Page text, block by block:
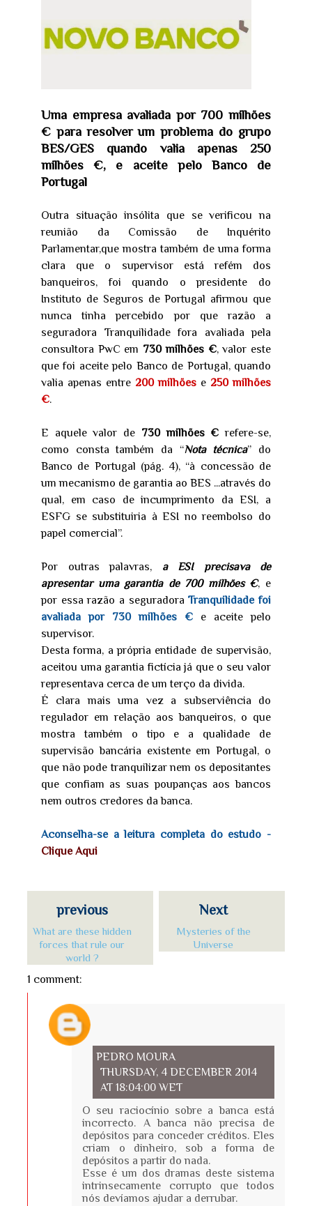
Uma empresa avaliada por 700 milhões
€ para resolver um problema do grupo
BES/GES quando valia apenas 250
milhões €, e aceite pelo Banco de
Portugal
Outra situação insólita que se verificou na
reunião da Comissão de Inquérito
Parlamentar,que mostra também de uma forma
clara que o supervisor está refém dos
banqueiros, foi quando o presidente do
Instituto de Seguros de Portugal afirmou que
nunca tinha percebido por que razão a
seguradora Tranquilidade fora avaliada pela
consultora PwC em 730 milhões €, valor este
que foi aceite pelo Banco de Portugal, quando
valia apenas entre 200 milhões e 250 milhões
€.
E aquele valor de 730 milhões € refere-se,
como consta também da “Nota técnica” do
Banco de Portugal (pág. 4), “à concessão de
um mecanismo de garantia ao BES ...através do
qual, em caso de incumprimento da ESI, a
ESFG se substituiria à ESI no reembolso do
papel comercial”.
Por outras palavras, a ESI precisava de
apresentar uma garantia de 700 milhões €, e
por essa razão a seguradoraTranquilidade foi
avaliada por 730 milhões € e aceite pelo
supervisor.
Desta forma, a própria entidade de supervisão,
aceitou uma garantia fictícia já que o seu valor
representava cerca de um terço da divida.
É clara mais uma vez a subserviência do
regulador em relação aos banqueiros, o que
mostra também o tipo e a qualidade de
supervisão bancária existente em Portugal, o
que não pode tranquilizar nem os depositantes
que confiam as suas poupanças aos bancos
nem outros credores da banca.
Aconselha-se a leitura completa do estudo -
Clique Aqui
Next
Mysteries of the
Universe
previous
What are these hidden
forces that rule our
world ?
1 comment:
PEDRO MOURA
THURSDAY, 4 DECEMBER 2014
AT 18:04:00 WET
O seu raciocínio sobre a banca está
incorrecto. A banca não precisa de
depósitos para conceder créditos. Eles
criam o dinheiro, sob a forma de
depósitos a partir do nada.
Esse é um dos dramas deste sistema
intrinsecamente corrupto que todos
nós devíamos ajudar a derrubar.